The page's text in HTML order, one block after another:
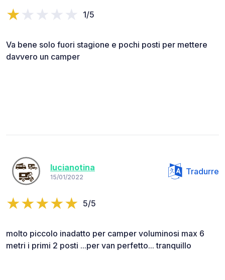
1/5
Va bene solo fuori stagione e pochi posti per mettere
davvero un camper
lucianotina
15/01/2022
Tradurre
5/5
molto piccolo inadatto per camper voluminosi max 6
metri i primi 2 posti ...per van perfetto... tranquillo